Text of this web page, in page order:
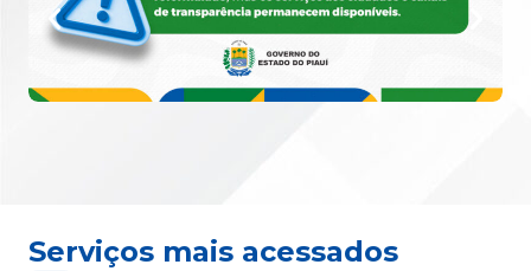
Serviços mais acessados